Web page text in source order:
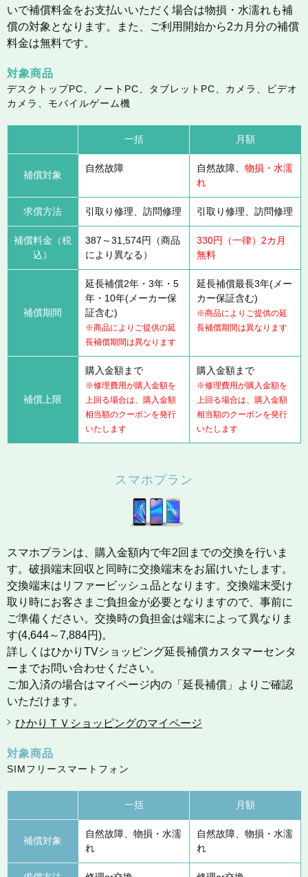
いで補償料金をお支払いいただく場合は物損・水濡れも補
償の対象となります。また、ご利用開始から2カ月分の補償
料金は無料です。
対象商品
デスクトップPC、ノートPC、タブレットPC、カメラ、ビデオ
カメラ、モバイルゲーム機
一括 月額
補償対象
自然故障 自然故障、 物損・水濡
れ
求償方法 引取り修理、訪問修理 引取り修理、訪問修理
補償料金（税
込）
387～31,574円（商品
により異なる）
330円（一律）2カ月
無料
補償期間
延長補償2年・3年・5
年・10年(メーカー保
証含む)
※商品によりご提供の延
長補償期間は異なります
延長補償最長3年(メー
カー保証含む)
※商品によりご提供の延
長補償期間は異なります
補償上限
購入金額まで
※修理費用が購入金額を
上回る場合は、購入金額
相当額のクーポンを発行
いたします
購入金額まで
※修理費用が購入金額を
上回る場合は、購入金額
相当額のクーポンを発行
いたします
スマホプラン
スマホプランは、購入金額内で年2回までの交換を行いま
す。破損端末回収と同時に交換端末をお届けいたします。
交換端末はリファービッシュ品となります。交換端末受け
取り時にお客さまご負担金が必要となりますので、事前に
ご準備ください。交換時の負担金は端末によって異なりま
す(4,644～7,884円)。
詳しくはひかりTVショッピング延長補償カスタマーセンタ
ーまでお問い合わせください。
ご加入済の場合はマイページ内の「延長補償」よりご確認
いただけます。
ひかりＴＶショッピングのマイページ
対象商品
SIMフリースマートフォン
一括 月額
補償対象
自然故障、物損・水濡
れ
自然故障、物損・水濡
れ